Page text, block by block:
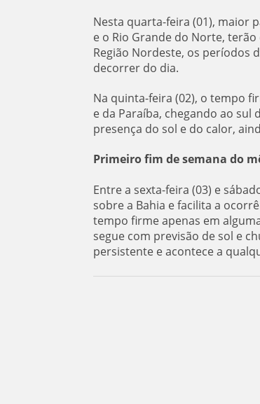
Nesta quarta-feira (01), maior
e o Rio Grande do Norte,
Região Nordeste, os períodos
decorrer do dia.
Na quinta-feira (02), o tempo
e da Paraíba, chegando ao sul
presença do sol e do calor,
Primeiro fim de semana do
Entre a sexta-feira (03) e
sobre a Bahia e facilita a
tempo firme apenas em
segue com previsão de sol e
persistente e acontece a